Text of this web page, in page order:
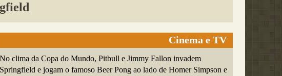
Cinema e TV
No clima da Copa do Mundo, Pitbull e Jimmy Fallon invadem
Springfield e jogam o famoso Beer Pong ao lado de Homer Simpson e